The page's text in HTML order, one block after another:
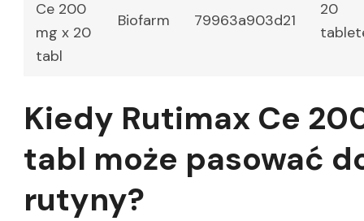
Ce 200
mg x 20
tabl
Biofarm 79963a903d21
20
Kiedy Rutimax Ce
tabl może pasować
rutyny?